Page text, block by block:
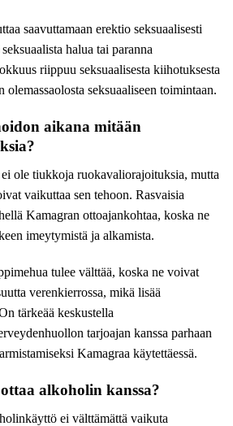
saavuttamaan erektio seksuaalisesti
halua tai paranna
riippuu seksuaalisesta kiihotuksesta
seksuaaliseen toimintaan.
aikana mitään
ei ole tiukkoja ruokavaliorajoituksia, mutta
vaikuttaa sen tehoon. Rasvaisia
Kamagran ottoajankohtaa, koska ne
imeytymistä ja alkamista.
tulee välttää, koska ne voivat
verenkierrossa, mikä lisää
tärkeää keskustella
tarjoajan kanssa parhaan
Kamagraa käytettäessä.
alkoholin kanssa?
ei välttämättä vaikuta